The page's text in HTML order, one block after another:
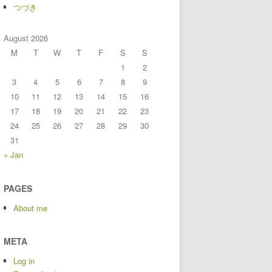
つづき
August 2026
M
T W T F S
S
1
2
3
4 5 6 7 8
9
10
11 12 13 14 15
16
17
18 19 20 21 22
23
24
25 26 27 28 29
30
31
« Jan
PAGES
About me
META
Log in